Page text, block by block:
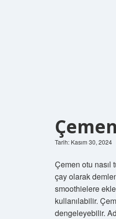
Tarih: Kasım 30, 2024
Çemen otu nasıl
çay olarak
smoothielere
kullanılabilir.
dengeleyebilir.